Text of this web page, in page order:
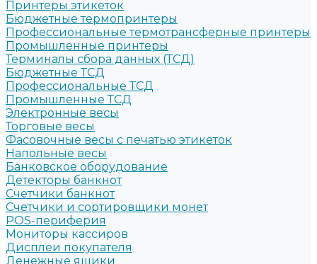
Принтеры этикеток
Бюджетные термопринтеры
Профессиональные термотрансферные принтеры
Промышленные принтеры
Терминалы сбора данных (ТСД)
Бюджетные ТСД
Профессиональные ТСД
Промышленные ТСД
Электронные весы
Торговые весы
Фасовочные весы с печатью этикеток
Напольные весы
Банковское оборудование
Детекторы банкнот
Счетчики банкнот
Счетчики и сортировщики монет
POS-периферия
Мониторы кассиров
Дисплеи покупателя
Денежные ящики